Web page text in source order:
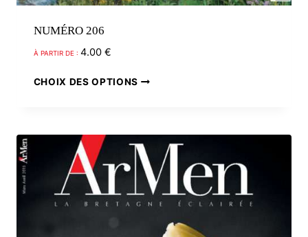
NUMÉRO 206
À PARTIR DE : 4.00 €
CHOIX DES OPTIONS
plusieurs
variations.
Les
options
peuvent
être